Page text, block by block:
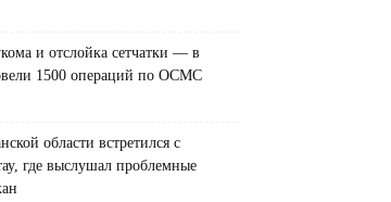
и отслойка сетчатки — в
1500 операций по ОСМС
области встретился с
где выслушал проблемные